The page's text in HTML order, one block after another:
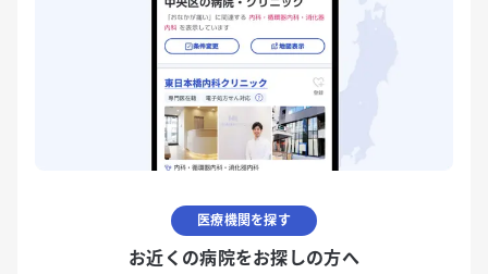
医療機関を探す
お近くの病院をお探しの方へ